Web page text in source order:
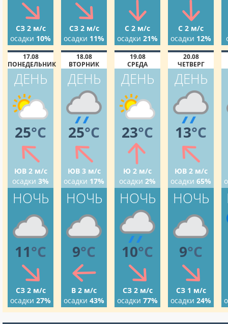
СЗ 2 м/с
осадки 10%
СЗ 2 м/с
осадки 11%
С 2 м/с
осадки 21%
С 2 м/с
осадки 12%
17.08
ПОНЕДЕЛЬНИК
ДЕНЬ
25°C
ЮВ 2 м/с
осадки 3%
НОЧЬ
11°C
СЗ 2 м/с
осадки 27%
18.08
ВТОРНИК
ДЕНЬ
25°C
ЮВ 3 м/с
осадки 17%
НОЧЬ
9°C
В 2 м/с
осадки 43%
19.08
СРЕДА
ДЕНЬ
23°C
Ю 2 м/с
осадки 2%
НОЧЬ
10°C
СЗ 2 м/с
осадки 77%
20.08
ЧЕТВЕРГ
ДЕНЬ
13°C
ЮВ 2 м/с
осадки 65%
НОЧЬ
9°C
СЗ 1 м/с
осадки 24%